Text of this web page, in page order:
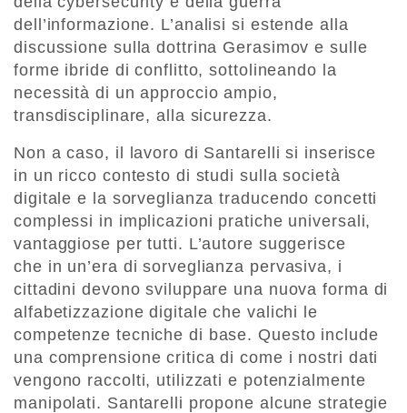
dell’informazione. L’analisi si estende alla
discussione sulla dottrina Gerasimov e sulle
forme ibride di conflitto, sottolineando la
necessità di un approccio ampio,
transdisciplinare, alla sicurezza.
Non a caso, il lavoro di Santarelli si inserisce
in un ricco contesto di studi sulla società
digitale e la sorveglianza traducendo concetti
complessi in implicazioni pratiche universali,
vantaggiose per tutti. L’autore suggerisce
che in un’era di sorveglianza pervasiva, i
cittadini devono sviluppare una nuova forma di
alfabetizzazione digitale che valichi le
competenze tecniche di base. Questo include
una comprensione critica di come i nostri dati
vengono raccolti, utilizzati e potenzialmente
manipolati. Santarelli propone alcune strategie